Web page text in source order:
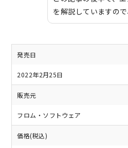
を解説していますの
発売日
2022年2月25日
販売元
フロム・ソフトウェア
価格(税込)